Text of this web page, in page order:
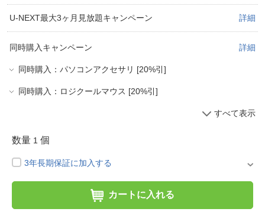
U-NEXT最大3ヶ月見放題キャンペーン 詳細
同時購入キャンペーン 詳細
同時購入：パソコンアクセサリ [20%引]
同時購入：ロジクールマウス [20%引]
すべて表示
数量 1 個
3年長期保証に加入する
カートに入れる